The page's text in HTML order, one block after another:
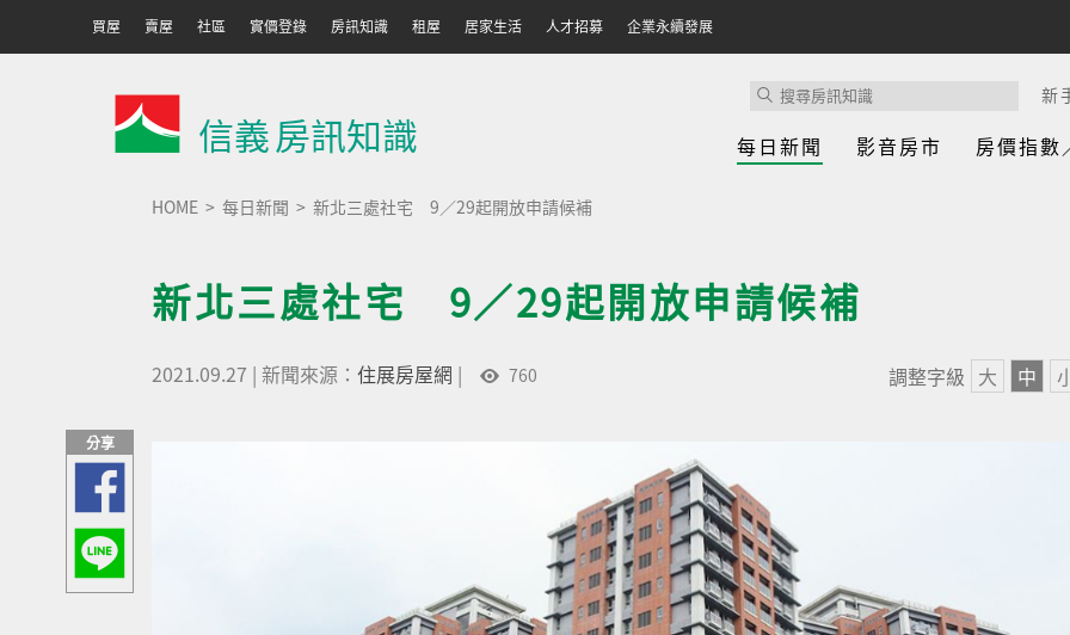
買屋 賣屋 社區 實價登錄 房訊知識 租屋 居家生活 人才招募 企業永續發展
信義房訊知識
新
每日新聞 影音房市 房價指數
HOME 每日新聞 新北三處社宅 9／29起開放申請候補
新北三處社宅 9／29起開放申請候補
2021.09.27 | 新聞來源： 住展房屋網 | 760 調整字級 大 中
分享